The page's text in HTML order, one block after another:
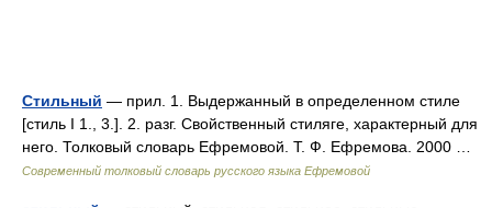
Стильный — прил. 1. Выдержанный в определенном стиле
[стиль I 1., 3.]. 2. разг. Свойственный стиляге, характерный для
него. Толковый словарь Ефремовой. Т. Ф. Ефремова. 2000 …
Современный толковый словарь русского языка Ефремовой